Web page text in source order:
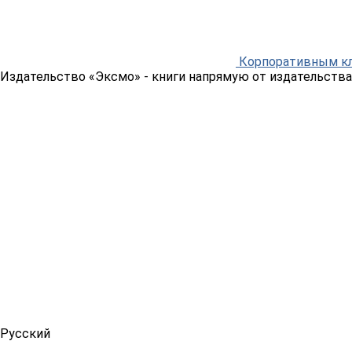
Корпоративным
Издательство «Эксмо» - книги напрямую от издательства
Русский